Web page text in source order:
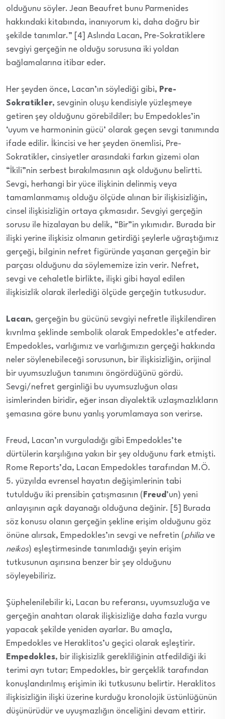
olduğunu söyler. Jean Beaufret bunu Parmenides
hakkındaki kitabında, inanıyorum ki, daha doğru bir
şekilde tanımlar.” [4] Aslında Lacan, Pre-Sokratiklere
sevgiyi gerçeğin ne olduğu sorusuna iki yoldan
bağlamalarına itibar eder.
Her şeyden önce, Lacan’ın söylediği gibi, Pre-
Sokratikler, sevginin oluşu kendisiyle yüzleşmeye
getiren şey olduğunu görebildiler; bu Empedokles’in
‘uyum ve harmoninin gücü’ olarak geçen sevgi tanımında
ifade edilir. İkincisi ve her şeyden önemlisi, Pre-
Sokratikler, cinsiyetler arasındaki farkın gizemi olan
“İkili”nin serbest bırakılmasının aşk olduğunu belirtti.
Sevgi, herhangi bir yüce ilişkinin delinmiş veya
tamamlanmamış olduğu ölçüde alınan bir ilişkisizliğin,
cinsel ilişkisizliğin ortaya çıkmasıdır. Sevgiyi gerçeğin
sorusu ile hizalayan bu delik, “Bir”in yıkımıdır. Burada bir
ilişki yerine ilişkisiz olmanın getirdiği şeylerle uğraştığımız
gerçeği, bilginin nefret figüründe yaşanan gerçeğin bir
parçası olduğunu da söylememize izin verir. Nefret,
sevgi ve cehaletle birlikte, ilişki gibi hayal edilen
ilişkisizlik olarak ilerlediği ölçüde gerçeğin tutkusudur.
Lacan, gerçeğin bu gücünü sevgiyi nefretle ilişkilendiren
kıvrılma şeklinde sembolik olarak Empedokles’e atfeder.
Empedokles, varlığımız ve varlığımızın gerçeği hakkında
neler söylenebileceği sorusunun, bir ilişkisizliğin, orijinal
bir uyumsuzluğun tanımını öngördüğünü gördü.
Sevgi/nefret gerginliği bu uyumsuzluğun olası
isimlerinden biridir, eğer insan diyalektik uzlaşmazlıkların
şemasına göre bunu yanlış yorumlamaya son verirse.
Freud, Lacan’ın vurguladığı gibi Empedokles’te
dürtülerin karşılığına yakın bir şey olduğunu fark etmişti.
Rome Reports’da, Lacan Empedokles tarafından M.Ö.
5. yüzyılda evrensel hayatın değişimlerinin tabi
tutulduğu iki prensibin çatışmasının ( Freud ’un) yeni
anlayışının açık dayanağı olduğuna değinir. [5] Burada
söz konusu olanın gerçeğin şekline erişim olduğunu göz
önüne alırsak, Empedokles’ın sevgi ve nefretin (philia ve
neikos) eşleştirmesinde tanımladığı şeyin erişim
tutkusunun aşırısına benzer bir şey olduğunu
söyleyebiliriz.
Şüphelenilebilir ki, Lacan bu referansı, uyumsuzluğa ve
gerçeğin anahtarı olarak ilişkisizliğe daha fazla vurgu
yapacak şekilde yeniden ayarlar. Bu amaçla,
Empedokles ve Heraklitos’u geçici olarak eşleştirir.
Empedokles, bir ilişkisizlik gerekliliğinin atfedildiği iki
terimi ayrı tutar; Empedokles, bir gerçeklik tarafından
konuşlandırılmış erişimin iki tutkusunu belirtir. Heraklitos
ilişkisizliğin ilişki üzerine kurduğu kronolojik üstünlüğünün
düşünürüdür ve uyuşmazlığın önceliğini devam ettirir.